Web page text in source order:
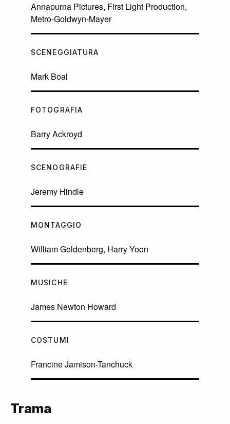
Annapurna Pictures, First Light Production,
Metro-Goldwyn-Mayer
SCENEGGIATURA
Mark Boal
FOTOGRAFIA
Barry Ackroyd
SCENOGRAFIE
Jeremy Hindle
MONTAGGIO
William Goldenberg, Harry Yoon
MUSICHE
James Newton Howard
COSTUMI
Francine Jamison-Tanchuck
Trama